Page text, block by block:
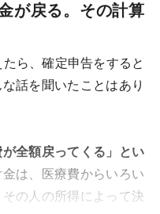
が戻る。その計算
ら、確定申告をすると
話を聞いたことはあり
全額戻ってくる」とい
は、医療費からいろい
の人の所得によって決